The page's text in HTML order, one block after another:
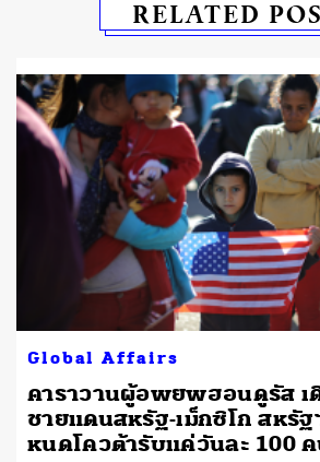
RELATED
Global Affairs
คาราวานผู้อพยพฮอนดูรัส เ
ชายแดนสหรัฐ-เม็กซิโก สหรั
หนดโควต้ารับแค่วันละ 100